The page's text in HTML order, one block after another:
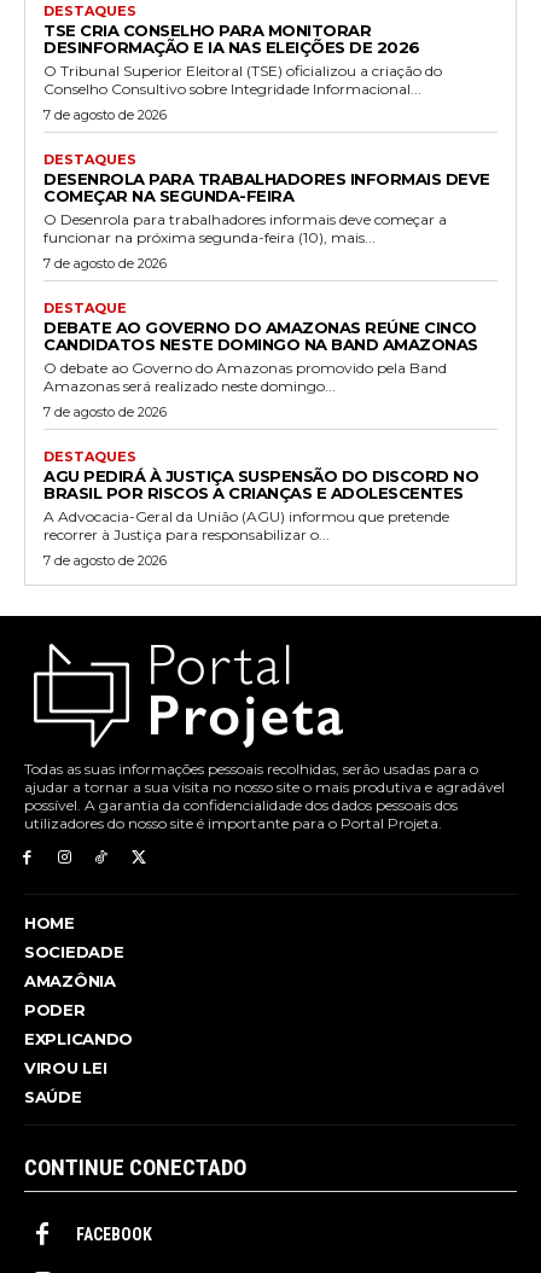
DESTAQUES
TSE CRIA CONSELHO PARA MONITORAR
DESINFORMAÇÃO E IA NAS ELEIÇÕES DE 2026
O Tribunal Superior Eleitoral (TSE) oficializou a criação do
Conselho Consultivo sobre Integridade Informacional...
7 de agosto de 2026
DESTAQUES
DESENROLA PARA TRABALHADORES INFORMAIS DEVE
COMEÇAR NA SEGUNDA-FEIRA
O Desenrola para trabalhadores informais deve começar a
funcionar na próxima segunda-feira (10), mais...
7 de agosto de 2026
DESTAQUE
DEBATE AO GOVERNO DO AMAZONAS REÚNE CINCO
CANDIDATOS NESTE DOMINGO NA BAND AMAZONAS
O debate ao Governo do Amazonas promovido pela Band
Amazonas será realizado neste domingo...
7 de agosto de 2026
DESTAQUES
AGU PEDIRÁ À JUSTIÇA SUSPENSÃO DO DISCORD NO
BRASIL POR RISCOS A CRIANÇAS E ADOLESCENTES
A Advocacia-Geral da União (AGU) informou que pretende
recorrer à Justiça para responsabilizar o...
7 de agosto de 2026
Todas as suas informações pessoais recolhidas, serão usadas para o
ajudar a tornar a sua visita no nosso site o mais produtiva e agradável
possível. A garantia da confidencialidade dos dados pessoais dos
utilizadores do nosso site é importante para o Portal Projeta.
HOME
SOCIEDADE
AMAZÔNIA
PODER
EXPLICANDO
VIROU LEI
SAÚDE
CONTINUE CONECTADO
FACEBOOK